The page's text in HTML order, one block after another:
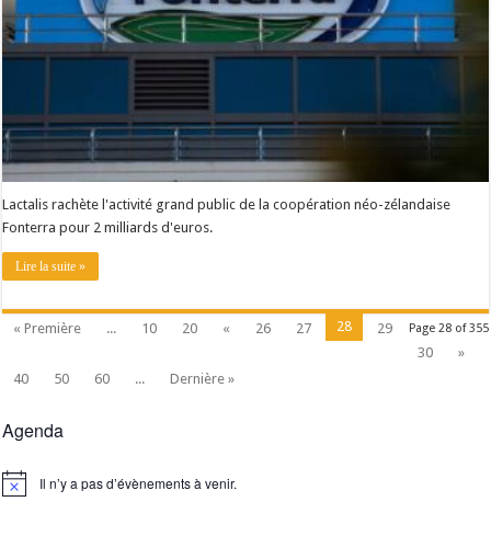
Lactalis rachète l'activité grand public de la coopération néo-zélandaise
Fonterra pour 2 milliards d'euros.
Lire la suite »
Page 28 of 355
« Première ... 10 20 « 26 27 28
29
30
»
40
50 60 ... Dernière »
Agenda
Notice Il n’y a pas d’évènements à venir.